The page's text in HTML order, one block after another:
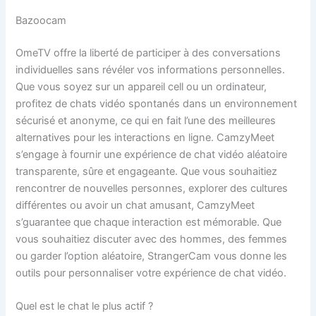
Bazoocam
OmeTV offre la liberté de participer à des conversations
individuelles sans révéler vos informations personnelles.
Que vous soyez sur un appareil cell ou un ordinateur,
profitez de chats vidéo spontanés dans un environnement
sécurisé et anonyme, ce qui en fait l’une des meilleures
alternatives pour les interactions en ligne. CamzyMeet
s’engage à fournir une expérience de chat vidéo aléatoire
transparente, sûre et engageante. Que vous souhaitiez
rencontrer de nouvelles personnes, explorer des cultures
différentes ou avoir un chat amusant, CamzyMeet
s’guarantee que chaque interaction est mémorable. Que
vous souhaitiez discuter avec des hommes, des femmes
ou garder l’option aléatoire, StrangerCam vous donne les
outils pour personnaliser votre expérience de chat vidéo.
Quel est le chat le plus actif ?